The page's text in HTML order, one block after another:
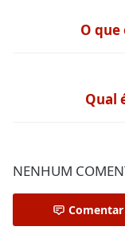
O
Qual
NENHUM
Comentar